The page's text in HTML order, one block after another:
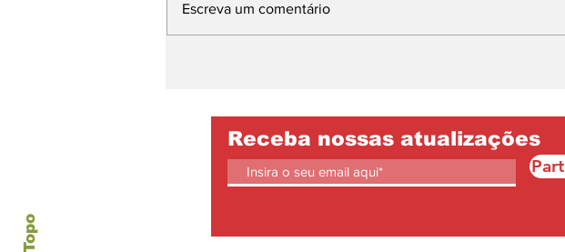
Escreva um comentário
Receba nossas atualizações